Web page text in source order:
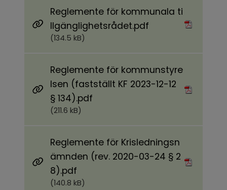
Reglemente för kommunala ti
llgänglighetsrådet.pdf Pdf, 134.5 kB.
(134.5 kB)
Reglemente för kommunstyre
lsen (fastställt KF 2023-12-12
§ 134).pdf
(211.6 kB)
Reglemente för Krisledningsn
ämnden (rev. 2020-03-24 § 2
8).pdf
(140.8 kB)